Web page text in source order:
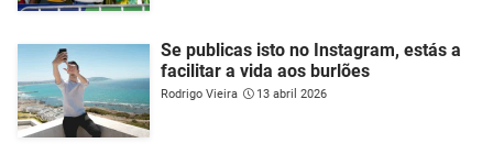
Se publicas isto no Instagram, estás a
facilitar a vida aos burlões
Rodrigo Vieira 13 abril 2026